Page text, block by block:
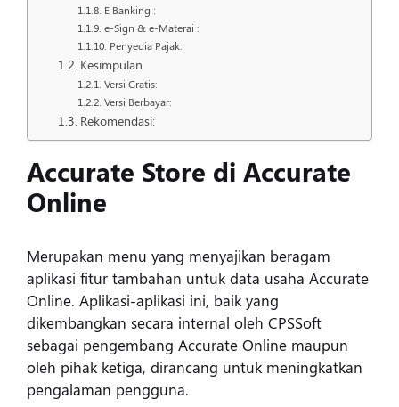
E Banking :
e-Sign & e-Materai :
Penyedia Pajak:
Kesimpulan
Versi Gratis:
Versi Berbayar:
Rekomendasi:
Accurate Store di Accurate
Online
Merupakan menu yang menyajikan beragam
aplikasi fitur tambahan untuk data usaha Accurate
Online. Aplikasi-aplikasi ini, baik yang
dikembangkan secara internal oleh CPSSoft
sebagai pengembang Accurate Online maupun
oleh pihak ketiga, dirancang untuk meningkatkan
pengalaman pengguna.